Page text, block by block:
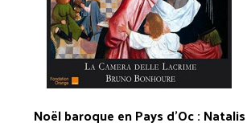
Noël baroque en Pays d’Oc : Natalis